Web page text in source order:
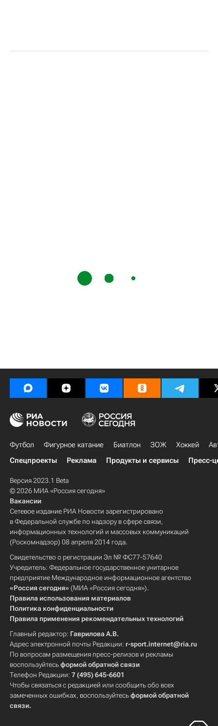
Футбол Фигурное катание Биатлон ЗОЖ Хоккей
Спецпроекты
Реклама Продукты и сервисы Пресс-
Версия 2023.1 Beta
© 2026 МИА «Россия сегодня»
Вакансии
Сетевое издание РИА Новости зарегистрировано
в Федеральной службе по надзору в сфере связи,
информационных технологий и массовых коммуникаций
(Роскомнадзор) 08 апреля 2014 года.
Свидетельство о регистрации Эл № ФС77-57640
Учредитель: Федеральное государственное унитарное
предприятие Международное информационное агентство
«Россия сегодня» (МИА «Россия сегодня»).
Правила использования материалов
Политика конфиденциальности
Правила применения рекомендательных технологий
Главный редактор: Гаврилова А.В.
Адрес электронной почты Редакции: r-sport.internet@ria.ru
По вопросам размещения пресс-релизов и рекламы
воспользуйтесьформой обратной связи
Телефон Редакции: 7 (495) 645-6601
Чтобы связаться с редакцией или сообщить обо всех
замеченных ошибках, воспользуйтесьформой обратной
связи.